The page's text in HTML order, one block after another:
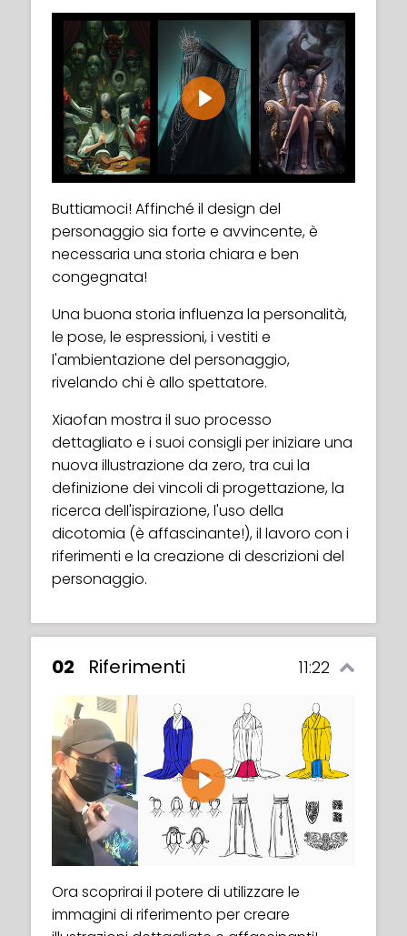
Play
Buttiamoci! Affinché il design del
personaggio sia forte e avvincente, è
necessaria una storia chiara e ben
congegnata!
Una buona storia influenza la personalità,
le pose, le espressioni, i vestiti e
l'ambientazione del personaggio,
rivelando chi è allo spettatore.
Xiaofan mostra il suo processo
dettagliato e i suoi consigli per iniziare una
nuova illustrazione da zero, tra cui la
definizione dei vincoli di progettazione, la
ricerca dell'ispirazione, l'uso della
dicotomia (è affascinante!), il lavoro con i
riferimenti e la creazione di descrizioni del
personaggio.
02 Riferimenti 11:22
Play
Ora scoprirai il potere di utilizzare le
immagini di riferimento per creare